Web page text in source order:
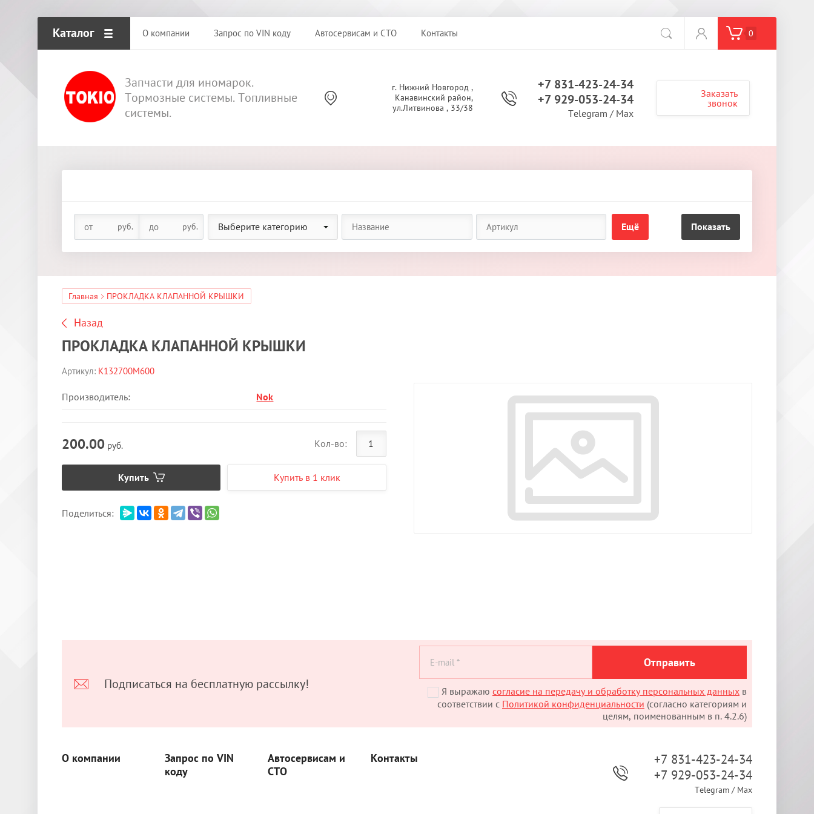
Каталог О компании Запрос по VIN коду Автосервисам и СТО Контакты 0
Запчасти для иномарок.
Тормозные системы. Топливные
системы.
г. Нижний Новгород ,
Канавинский район,
ул.Литвинова , 33/38
+7 831-423-24-34
+7 929-053-24-34
Telegram / Max
Заказать
звонок
руб. руб. Выберите категорию Ещё Показать
Главная ПРОКЛАДКА КЛАПАННОЙ КРЫШКИ
Назад
ПРОКЛАДКА КЛАПАННОЙ КРЫШКИ
Артикул: K132700M600
Производитель: Nok
200.00 руб. Кол-во:
Купить Купить в 1 клик
Поделиться:
Подписаться на бесплатную рассылку! Я выражаю согласие на передачу и обработку персональных данных в
соответствии с Политикой конфиденциальности (согласно категориям и
целям, поименованным в п. 4.2.6)
Отправить
О компании
Запрос по VIN
коду
Автосервисам и
СТО
Контакты
+7 831-423-24-34
+7 929-053-24-34
Telegram / Max